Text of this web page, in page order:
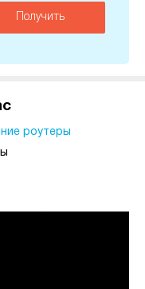
Получить
роутеры